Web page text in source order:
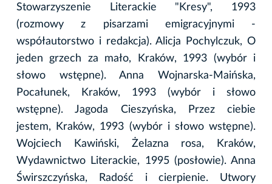
Stowarzyszenie Literackie "Kresy", 1993
(rozmowy z pisarzami emigracyjnymi -
współautorstwo i redakcja). Alicja Pochylczuk, O
jeden grzech za mało, Kraków, 1993 (wybór i
słowo wstępne). Anna Wojnarska-Maińska,
Pocałunek, Kraków, 1993 (wybór i słowo
wstępne). Jagoda Cieszyńska, Przez ciebie
jestem, Kraków, 1993 (wybór i słowo wstępne).
Wojciech Kawiński, Żelazna rosa, Kraków,
Wydawnictwo Literackie, 1995 (posłowie). Anna
Świrszczyńska, Radość i cierpienie. Utwory